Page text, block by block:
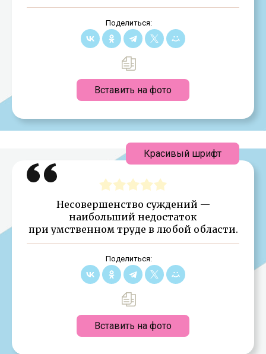
Поделиться:
Вставить на фото
Несовершенство суждений —
наибольший недостаток
при умственном труде в любой области.
Поделиться:
Вставить на фото
Красивый шрифт